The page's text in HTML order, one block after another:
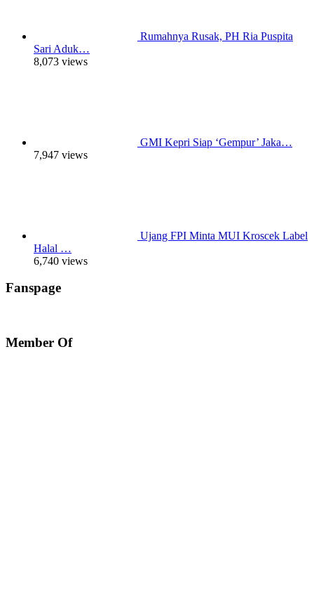
Rumahnya Rusak, PH Ria Puspita
Sari Aduk…
8,073 views
GMI Kepri Siap ‘Gempur’ Jaka…
7,947 views
Ujang FPI Minta MUI Kroscek Label
Halal …
6,740 views
Fanspage
Member Of